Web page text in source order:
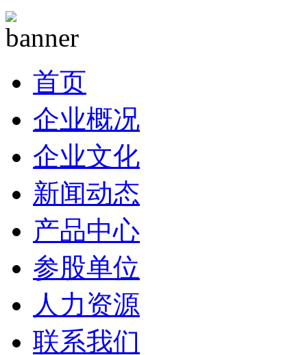
首页
企业概况
企业文化
新闻动态
产品中心
参股单位
人力资源
联系我们